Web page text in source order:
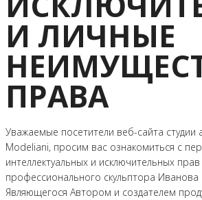
И ЛИЧНЫЕ
ПРАВА
Уважаемые посетители веб-сайта студии
Modeliani, просим вас ознакомиться с
интеллектуальных и исключительных прав
профессионального скульптора
Являющегося Автором и создателем